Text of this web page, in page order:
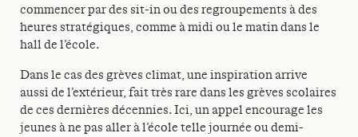
commencer par des sit-in ou des regroupements à des
heures stratégiques, comme à midi ou le matin dans le
hall de l’école.
Dans le cas des grèves climat, une inspiration arrive
aussi de l’extérieur, fait très rare dans les grèves scolaires
de ces dernières décennies. Ici, un appel encourage les
jeunes à ne pas aller à l’école telle journée ou demi-